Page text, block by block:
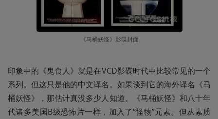
《马桶妖怪》影碟封面
印象中的《鬼食人》就是在VCD影碟时代中比较常见的一个
系列。但这只是他的中文译名。如果谈到它的海外译名《马
桶妖怪》，那估计真没多少人知道。《马桶妖怪》和八十年
代诸多美国B级恐怖片一样，加入了“怪物”元素。但从素质